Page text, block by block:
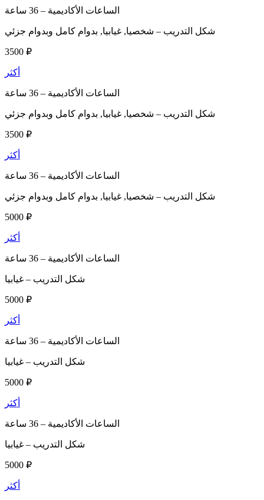
الساعات الأكاديمية –
شكل التدريب – شخصيا, غيابيا, بدوام كامل وبدوام جزئي
3500 ₽
أكثر
الساعات الأكاديمية –
شكل التدريب – شخصيا, غيابيا, بدوام كامل وبدوام جزئي
3500 ₽
أكثر
الساعات الأكاديمية –
شكل التدريب – شخصيا, غيابيا, بدوام كامل وبدوام جزئي
5000 ₽
أكثر
الساعات الأكاديمية –
شكل التدريب – غيابيا
5000 ₽
أكثر
الساعات الأكاديمية –
شكل التدريب – غيابيا
5000 ₽
أكثر
الساعات الأكاديمية –
شكل التدريب – غيابيا
5000 ₽
أكثر